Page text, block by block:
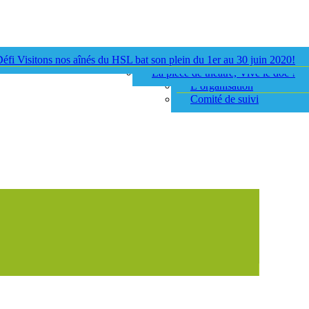
Mission du projet
Objectifs du projet
L’organisation
Comité de suivi
Volet intergénérationnel
La pièce de théâtre, Vive le doc !
Visitons nos aînés du HSL bat son plein du 1er au 30 juin 2020!